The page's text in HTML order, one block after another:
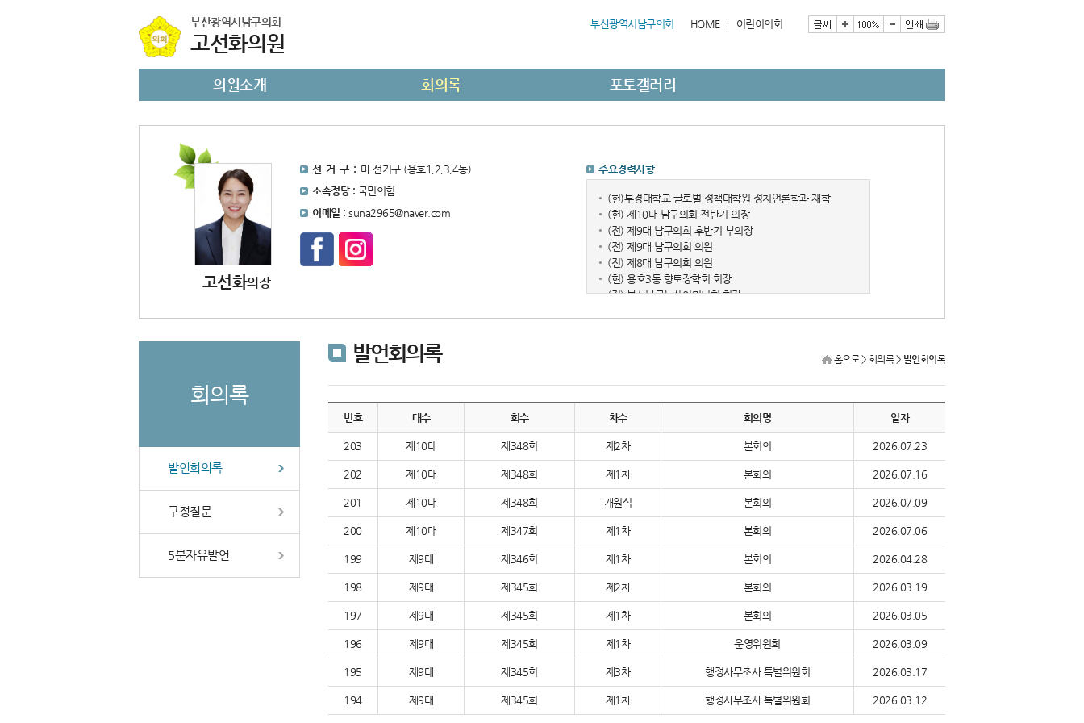
부산광역시남구의회
고선화의원
부산광역시남구의회 HOME 어린이의회
의원소개 회의록 포토갤러리
고선화의장
선 거 구 : 마 선거구 (용호1,2,3,4동)
소속정당 : 국민의힘
이메일 : suna2965@naver.com
주요경력사항
(현)부경대학교 글로벌 정책대학원 정치언론학과 재학
(현) 제10대 남구의회 전반기 의장
(전) 제9대 남구의회 후반기 부의장
(전) 제9대 남구의회 의원
(전) 제8대 남구의회 의원
(현) 용호3동 향토장학회 회장
(전) 부산남구녹색어머니회 회장
회의록
발언회의록
구정질문
5분자유발언
발언회의록 홈으로> 회의록 > 발언회의록
번호 대수 회수 차수 회의명 일자
203 제10대 제348회 제2차 본회의 2026.07.23
202 제10대 제348회 제1차 본회의 2026.07.16
201 제10대 제348회 개원식 본회의 2026.07.09
200 제10대 제347회 제1차 본회의 2026.07.06
199 제9대 제346회 제1차 본회의 2026.04.28
198 제9대 제345회 제2차 본회의 2026.03.19
197 제9대 제345회 제1차 본회의 2026.03.05
196 제9대 제345회 제1차 운영위원회 2026.03.09
195 제9대 제345회 제3차 행정사무조사 특별위원회 2026.03.17
194 제9대 제345회 제1차 행정사무조사 특별위원회 2026.03.12